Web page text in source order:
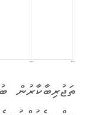
ތަޖުރިބާކާރުން